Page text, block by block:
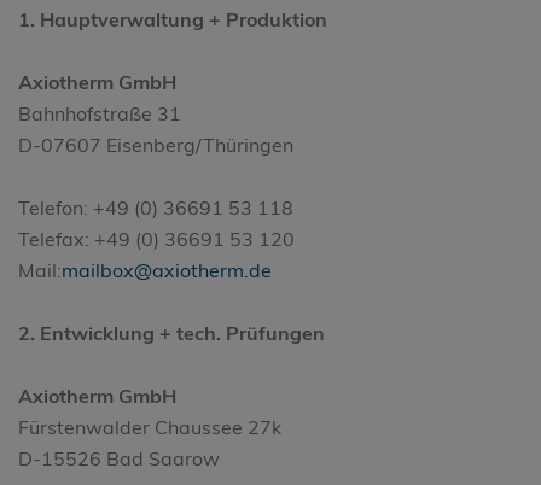
1. Hauptverwaltung + Produktion
Axiotherm GmbH
Bahnhofstraße 31
D-07607 Eisenberg/Thüringen
Telefon: +49 (0) 36691 53 118
Telefax: +49 (0) 36691 53 120
Mail:mailbox@axiotherm.de
2. Entwicklung + tech. Prüfungen
Axiotherm GmbH
Fürstenwalder Chaussee 27k
D-15526 Bad Saarow